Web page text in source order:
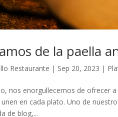
de la paella
Restaurante | Sep 20, 2023 |
nos enorgullecemos de ofrecer
en cada plato. Uno de
de blog,...